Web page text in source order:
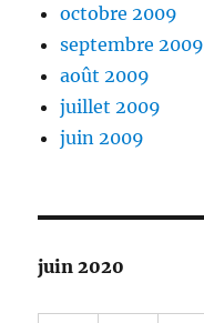
octobre 2009
septembre 2009
août 2009
juillet 2009
juin 2009
juin 2020